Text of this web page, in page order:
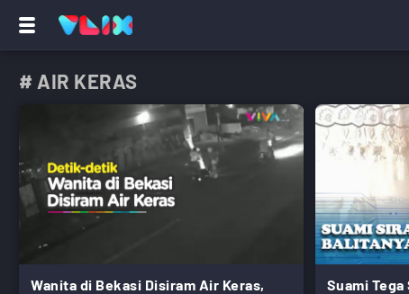
# AIR KERAS
Wanita di Bekasi Disiram Air Keras,
Suami Tega